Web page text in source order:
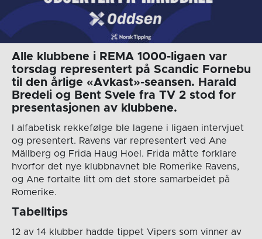
Alle klubbene i REMA 1000-ligaen var
torsdag representert på Scandic Fornebu
til den årlige «Avkast»-seansen. Harald
Bredeli og Bent Svele fra TV 2 stod for
presentasjonen av klubbene.
I alfabetisk rekkefølge ble lagene i ligaen intervjuet
og presentert. Ravens var representert ved Ane
Mällberg og Frida Haug Hoel. Frida måtte forklare
hvorfor det nye klubbnavnet ble Romerike Ravens,
og Ane fortalte litt om det store samarbeidet på
Romerike.
Tabelltips
12 av 14 klubber hadde tippet Vipers som vinner av